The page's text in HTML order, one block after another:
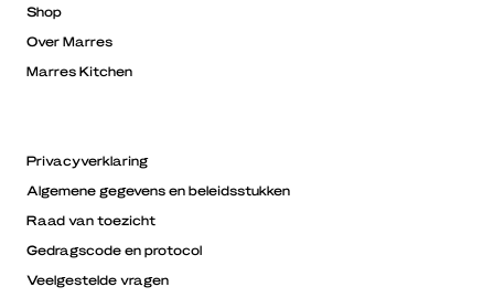
Shop
Over Marres
Marres Kitchen
Privacyverklaring
Algemene gegevens en beleidsstukken
Raad van toezicht
Gedragscode en protocol
Veelgestelde vragen